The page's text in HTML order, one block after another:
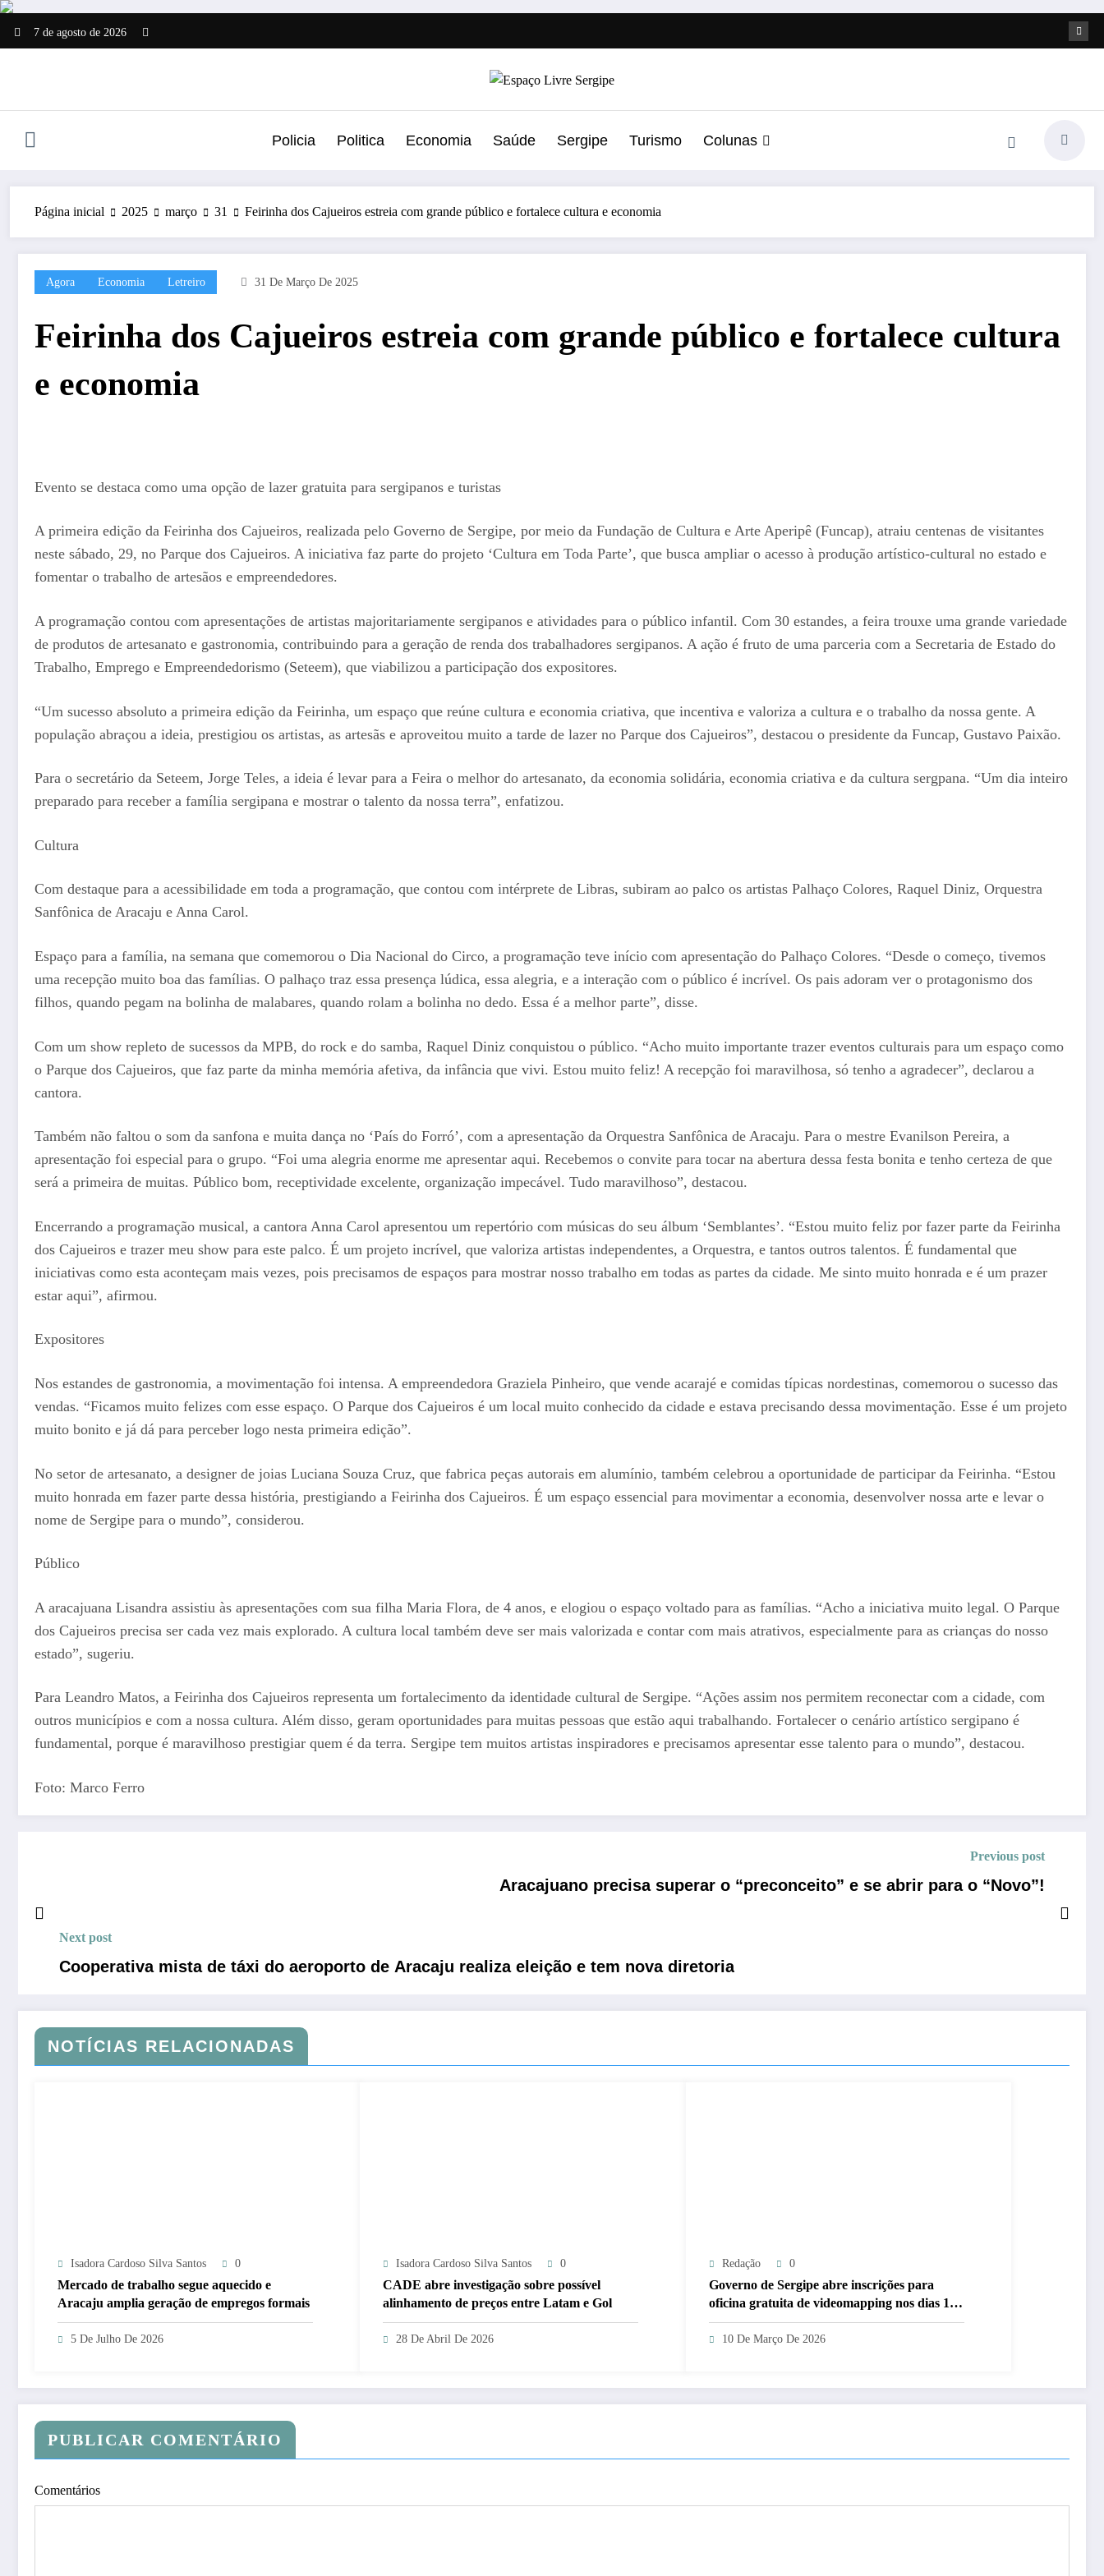
Pular
para
o
7 de agosto de 2026
Policia Politica Economia Saúde Sergipe Turismo Colunas
Página inicial 2025 março 31 Feirinha dos Cajueiros estreia com grande público e fortalece cultura e economia
Agora Economia Letreiro 31 De Março De 2025
Feirinha dos Cajueiros estreia com grande público e fortalece cultura
e economia
Evento se destaca como uma opção de lazer gratuita para sergipanos e turistas
A primeira edição da Feirinha dos Cajueiros, realizada pelo Governo de Sergipe, por meio da Fundação de Cultura e Arte Aperipê (Funcap), atraiu centenas de visitantes
neste sábado, 29, no Parque dos Cajueiros. A iniciativa faz parte do projeto ‘Cultura em Toda Parte’, que busca ampliar o acesso à produção artístico-cultural no estado e
fomentar o trabalho de artesãos e empreendedores.
A programação contou com apresentações de artistas majoritariamente sergipanos e atividades para o público infantil. Com 30 estandes, a feira trouxe uma grande variedade
de produtos de artesanato e gastronomia, contribuindo para a geração de renda dos trabalhadores sergipanos. A ação é fruto de uma parceria com a Secretaria de Estado do
Trabalho, Emprego e Empreendedorismo (Seteem), que viabilizou a participação dos expositores.
“Um sucesso absoluto a primeira edição da Feirinha, um espaço que reúne cultura e economia criativa, que incentiva e valoriza a cultura e o trabalho da nossa gente. A
população abraçou a ideia, prestigiou os artistas, as artesãs e aproveitou muito a tarde de lazer no Parque dos Cajueiros”, destacou o presidente da Funcap, Gustavo Paixão.
Para o secretário da Seteem, Jorge Teles, a ideia é levar para a Feira o melhor do artesanato, da economia solidária, economia criativa e da cultura sergpana. “Um dia inteiro
preparado para receber a família sergipana e mostrar o talento da nossa terra”, enfatizou.
Cultura
Com destaque para a acessibilidade em toda a programação, que contou com intérprete de Libras, subiram ao palco os artistas Palhaço Colores, Raquel Diniz, Orquestra
Sanfônica de Aracaju e Anna Carol.
Espaço para a família, na semana que comemorou o Dia Nacional do Circo, a programação teve início com apresentação do Palhaço Colores. “Desde o começo, tivemos
uma recepção muito boa das famílias. O palhaço traz essa presença lúdica, essa alegria, e a interação com o público é incrível. Os pais adoram ver o protagonismo dos
filhos, quando pegam na bolinha de malabares, quando rolam a bolinha no dedo. Essa é a melhor parte”, disse.
Com um show repleto de sucessos da MPB, do rock e do samba, Raquel Diniz conquistou o público. “Acho muito importante trazer eventos culturais para um espaço como
o Parque dos Cajueiros, que faz parte da minha memória afetiva, da infância que vivi. Estou muito feliz! A recepção foi maravilhosa, só tenho a agradecer”, declarou a
cantora.
Também não faltou o som da sanfona e muita dança no ‘País do Forró’, com a apresentação da Orquestra Sanfônica de Aracaju. Para o mestre Evanilson Pereira, a
apresentação foi especial para o grupo. “Foi uma alegria enorme me apresentar aqui. Recebemos o convite para tocar na abertura dessa festa bonita e tenho certeza de que
será a primeira de muitas. Público bom, receptividade excelente, organização impecável. Tudo maravilhoso”, destacou.
Encerrando a programação musical, a cantora Anna Carol apresentou um repertório com músicas do seu álbum ‘Semblantes’. “Estou muito feliz por fazer parte da Feirinha
dos Cajueiros e trazer meu show para este palco. É um projeto incrível, que valoriza artistas independentes, a Orquestra, e tantos outros talentos. É fundamental que
iniciativas como esta aconteçam mais vezes, pois precisamos de espaços para mostrar nosso trabalho em todas as partes da cidade. Me sinto muito honrada e é um prazer
estar aqui”, afirmou.
Expositores
Nos estandes de gastronomia, a movimentação foi intensa. A empreendedora Graziela Pinheiro, que vende acarajé e comidas típicas nordestinas, comemorou o sucesso das
vendas. “Ficamos muito felizes com esse espaço. O Parque dos Cajueiros é um local muito conhecido da cidade e estava precisando dessa movimentação. Esse é um projeto
muito bonito e já dá para perceber logo nesta primeira edição”.
No setor de artesanato, a designer de joias Luciana Souza Cruz, que fabrica peças autorais em alumínio, também celebrou a oportunidade de participar da Feirinha. “Estou
muito honrada em fazer parte dessa história, prestigiando a Feirinha dos Cajueiros. É um espaço essencial para movimentar a economia, desenvolver nossa arte e levar o
nome de Sergipe para o mundo”, considerou.
Público
A aracajuana Lisandra assistiu às apresentações com sua filha Maria Flora, de 4 anos, e elogiou o espaço voltado para as famílias. “Acho a iniciativa muito legal. O Parque
dos Cajueiros precisa ser cada vez mais explorado. A cultura local também deve ser mais valorizada e contar com mais atrativos, especialmente para as crianças do nosso
estado”, sugeriu.
Para Leandro Matos, a Feirinha dos Cajueiros representa um fortalecimento da identidade cultural de Sergipe. “Ações assim nos permitem reconectar com a cidade, com
outros municípios e com a nossa cultura. Além disso, geram oportunidades para muitas pessoas que estão aqui trabalhando. Fortalecer o cenário artístico sergipano é
fundamental, porque é maravilhoso prestigiar quem é da terra. Sergipe tem muitos artistas inspiradores e precisamos apresentar esse talento para o mundo”, destacou.
Foto: Marco Ferro
Previous post
Aracajuano precisa superar o “preconceito” e se abrir para o “Novo”!
Next post
Cooperativa mista de táxi do aeroporto de Aracaju realiza eleição e tem nova diretoria
NOTÍCIAS RELACIONADAS
Isadora Cardoso Silva Santos 0
Mercado de trabalho segue aquecido e
Aracaju amplia geração de empregos formais
5 De Julho De 2026
Isadora Cardoso Silva Santos 0
CADE abre investigação sobre possível
alinhamento de preços entre Latam e Gol
28 De Abril De 2026
Redação 0
Governo de Sergipe abre inscrições para
oficina gratuita de videomapping nos dias 18
e 19 de março
10 De Março De 2026
PUBLICAR COMENTÁRIO
Comentários